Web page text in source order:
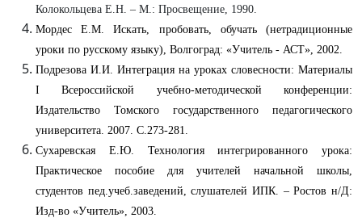
Колокольцева Е.Н. – М.: Просвещение, 1990.
Мордес Е.М. Искать, пробовать, обучать (нетрадиционные
уроки по русскому языку), Волгоград: «Учитель - АСТ», 2002.
Подрезова И.И. Интеграция на уроках словесности: Материалы
I Всероссийской учебно-методической конференции:
Издательство Томского государственного педагогического
университета. 2007. С.273-281.
Сухаревская Е.Ю. Технология интегрированного урока:
Практическое пособие для учителей начальной школы,
студентов пед.учеб.заведений, слушателей ИПК. – Ростов н/Д:
Изд-во «Учитель», 2003.